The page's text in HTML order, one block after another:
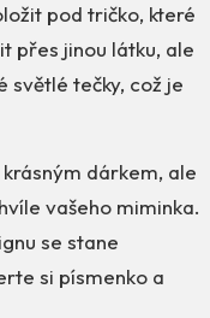
pod tričko, které
přes jinou látku, ale
světlé tečky, což je
dárkem, ale
vašeho miminka.
se stane
si písmenko a